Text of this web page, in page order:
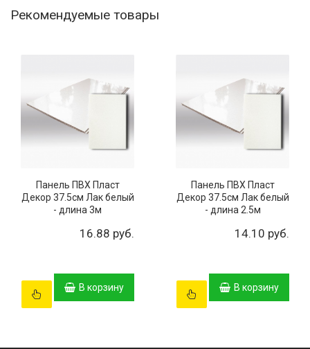
Рекомендуемые товары
Панель ПВХ Пласт
Декор 37.5см Лак белый
- длина 3м
16.88 руб.
В корзину
Панель ПВХ Пласт
Декор 37.5см Лак белый
- длина 2.5м
14.10 руб.
В корзину